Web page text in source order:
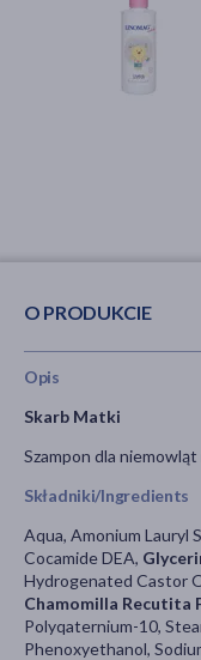
O PRODUKCIE
Opis
Skarb Matki
Szampon dla niemowląt
Składniki/Ingredients
Aqua, Amonium Lauryl
Cocamide DEA,
Hydrogenated Castor
Chamomilla Recutita
Polyqaternium-10,
Phenoxyethanol,